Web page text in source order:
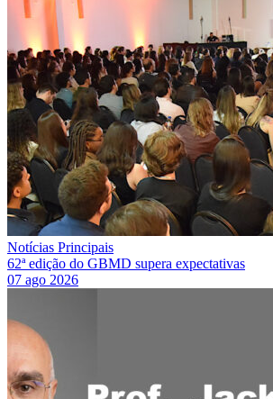
Notícias Principais
62ª edição do GBMD supera expectativas
07 ago 2026